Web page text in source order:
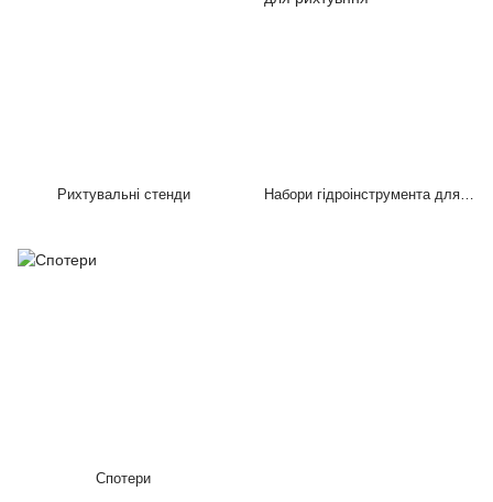
Рихтувальні стенди
Спотери